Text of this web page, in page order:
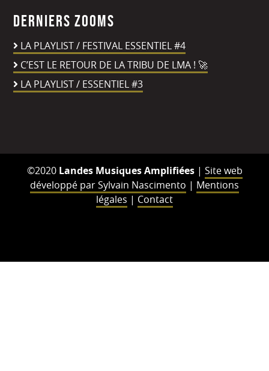
Derniers zooms
LA PLAYLIST / FESTIVAL ESSENTIEL #4
C’EST LE RETOUR DE LA TRIBU DE LMA ! 🚀
LA PLAYLIST / ESSENTIEL #3
©2020 Landes Musiques Amplifiées| Site web
développé par Sylvain Nascimento | Mentions
légales | Contact